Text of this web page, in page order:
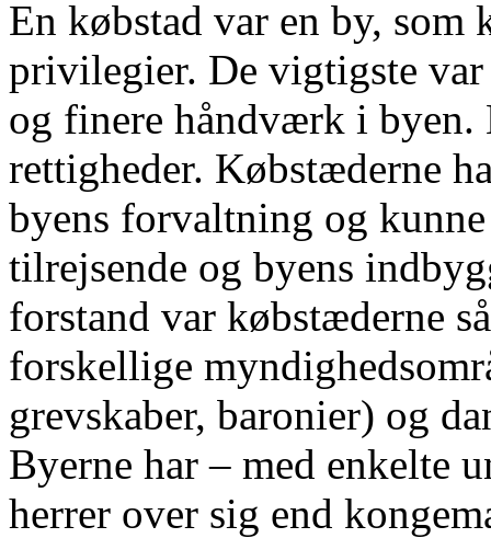
En købstad var en by,
privilegier. De vigtigste
og finere håndværk i byen.
rettigheder. Købstæderne
byens forvaltning og
tilrejsende og byens
forstand var købstæderne
forskellige
grevskaber, baronier) og
Byerne har – med enkelte
herrer over sig end